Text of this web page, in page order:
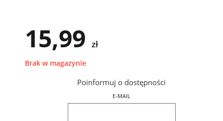
15,99 zł
Brak w magazynie
Poinformuj o dostępności
E-MAIL